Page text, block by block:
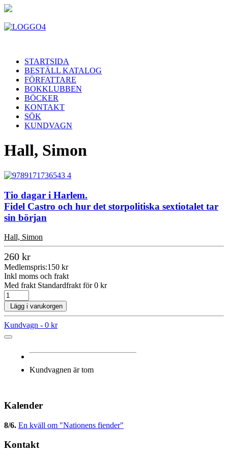
STARTSIDA
BESTÄLL KATALOG
FÖRFATTARE
BOKKLUBBEN
BÖCKER
KONTAKT
SÖK
KUNDVAGN
Hall, Simon
Tio dagar i Harlem.
Fidel Castro och hur det storpolitiska sextiotalet tar
sin början
Hall, Simon
260 kr
Medlemspris:150 kr
Inkl moms och frakt
Med frakt Standardfrakt för 0 kr
Lägg i varukorgen
Kundvagn - 0 kr
Kundvagnen är tom
Kalender
8/6. En kväll om "Nationens fiender"
Kontakt